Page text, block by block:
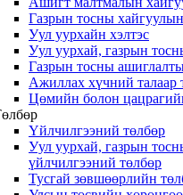
Газрын тосны
Уул уурхайн хэлтэс
Уул уурхай, газрын
Газрын тосны
Ажиллах хүчний талаар
Цөмийн болон
Үйлчилгээний төлбөр
Уул уурхай, газрын
үйлчилгээний төлбөр
Тусгай зөвшөөрлийн